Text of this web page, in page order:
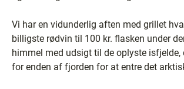
Vi har en vidunderlig aften med grillet
billigste rødvin til 100 kr. flasken under
himmel med udsigt til de oplyste isfjelde,
for enden af fjorden for at entre det